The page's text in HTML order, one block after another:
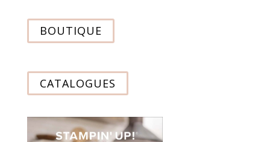
BOUTIQUE
CATALOGUES